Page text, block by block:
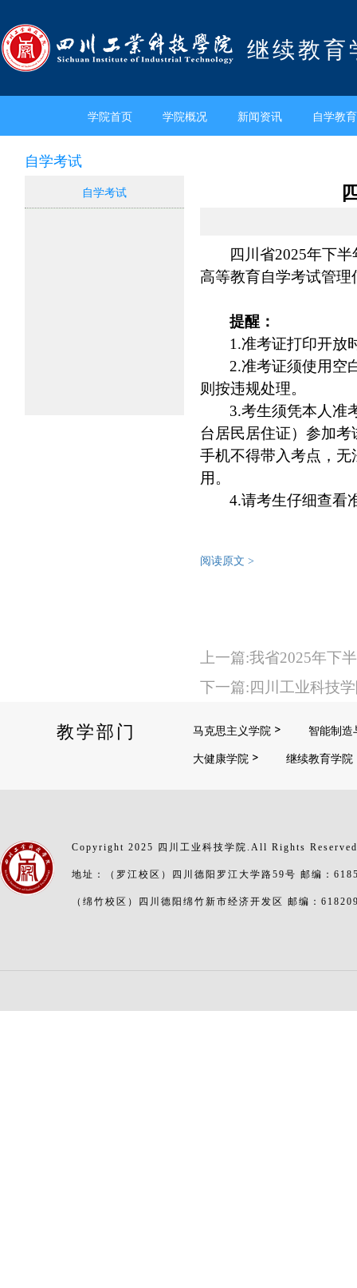
继续教育
学院首页 学院概况 新闻资讯 自学教育
自学考试
自学考试
四川省2025年下
高等教育自学考试管理
提醒：
1.准考证打印开放
2.准考证须使用空
则按违规处理。
3.考生须凭本人准
台居民居住证）参加
手机不得带入考点，
用。
4.请考生仔细查看
阅读原文 >
上一篇:我省2025年下
下一篇:四川工业科技
教学部门 马克思主义学院
智能制造
大健康学院
继续教育学院
Copyright 2025 四川工业科技学院.All Rights
地址：（罗江校区）四川德阳罗江大学路59号 邮编：
（绵竹校区）四川德阳绵竹新市经济开发区 邮编：